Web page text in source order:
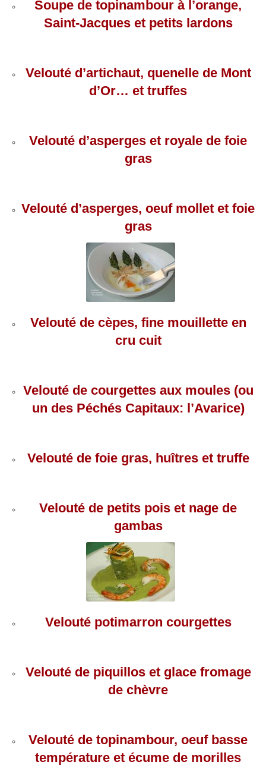
Soupe de topinambour à l’orange,
Saint-Jacques et petits lardons
Velouté d’artichaut, quenelle de Mont
d’Or… et truffes
Velouté d’asperges et royale de foie
gras
Velouté d’asperges, oeuf mollet et foie
gras
Velouté de cèpes, fine mouillette en
cru cuit
Velouté de courgettes aux moules (ou
un des Péchés Capitaux: l’Avarice)
Velouté de foie gras, huîtres et truffe
Velouté de petits pois et nage de
gambas
Velouté potimarron courgettes
Velouté de piquillos et glace fromage
de chèvre
Velouté de topinambour, oeuf basse
température et écume de morilles